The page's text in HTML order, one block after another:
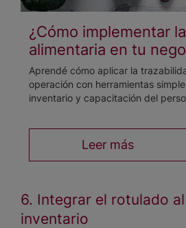
¿Cómo implementar
alimentaria en tu
Aprendé cómo aplicar la
operación con herramientas
inventario y capacitación del
Leer más
6. Integrar el rotulado
inventario